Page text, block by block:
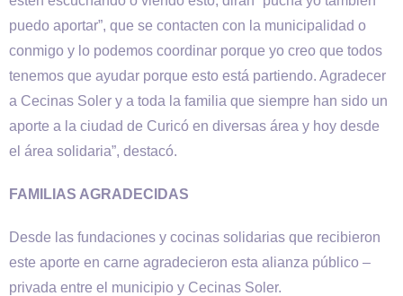
puedo aportar”, que se contacten con la municipalidad o
conmigo y lo podemos coordinar porque yo creo que todos
tenemos que ayudar porque esto está partiendo. Agradecer
a Cecinas Soler y a toda la familia que siempre han sido un
aporte a la ciudad de Curicó en diversas área y hoy desde
el área solidaria”, destacó.
FAMILIAS AGRADECIDAS
Desde las fundaciones y cocinas solidarias que recibieron
este aporte en carne agradecieron esta alianza público –
privada entre el municipio y Cecinas Soler.